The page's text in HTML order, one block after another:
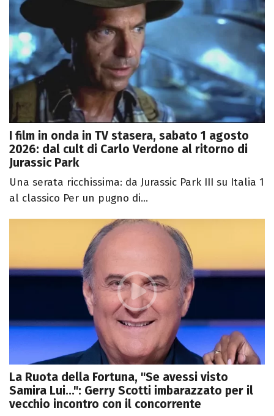
I film in onda in TV stasera, sabato 1 agosto
2026: dal cult di Carlo Verdone al ritorno di
Jurassic Park
Una serata ricchissima: da Jurassic Park III su Italia 1
al classico Per un pugno di...
La Ruota della Fortuna, "Se avessi visto
Samira Lui...": Gerry Scotti imbarazzato per il
vecchio incontro con il concorrente